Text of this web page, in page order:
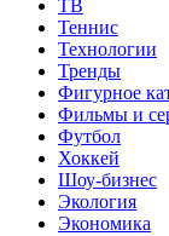
ТВ
Теннис
Технологии
Тренды
Фигурное
Фильмы и
Футбол
Хоккей
Шоу-бизнес
Экология
Экономика